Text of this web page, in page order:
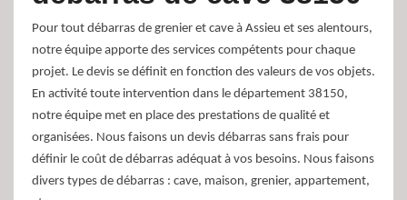
Pour tout débarras de grenier et cave à Assieu et ses alentours,
notre équipe apporte des services compétents pour chaque
projet. Le devis se définit en fonction des valeurs de vos objets.
En activité toute intervention dans le département 38150,
notre équipe met en place des prestations de qualité et
organisées. Nous faisons un devis débarras sans frais pour
définir le coût de débarras adéquat à vos besoins. Nous faisons
divers types de débarras : cave, maison, grenier, appartement,